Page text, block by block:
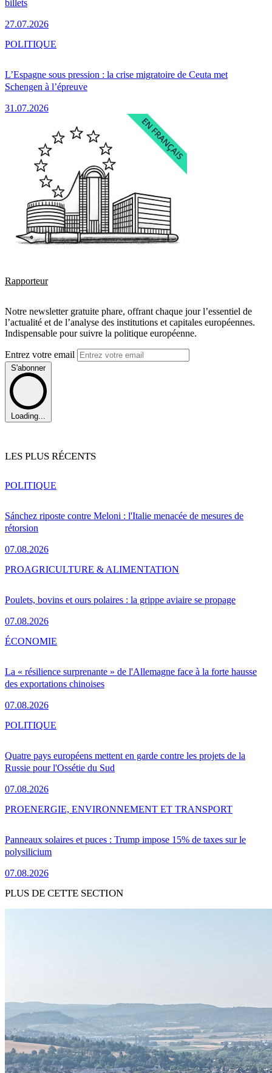
billets
27.07.2026
L’Espagne sous pression : la crise migratoire de Ceuta met
Schengen à l’épreuve
31.07.2026
POLITIQUE
Rapporteur
Notre newsletter gratuite phare, offrant chaque jour l’essentiel de
l’actualité et de l’analyse des institutions et capitales européennes.
Indispensable pour suivre la politique européenne.
Entrez votre email
S'abonner
Loading...
LES PLUS RÉCENTS
Sánchez riposte contre Meloni : l'Italie menacée de mesures de
rétorsion
07.08.2026
POLITIQUE
Poulets, bovins et ours polaires : la grippe aviaire se propage
07.08.2026
PROAGRICULTURE & ALIMENTATION
La « résilience surprenante » de l'Allemagne face à la forte hausse
des exportations chinoises
07.08.2026
ÉCONOMIE
Quatre pays européens mettent en garde contre les projets de la
Russie pour l'Ossétie du Sud
07.08.2026
POLITIQUE
Panneaux solaires et puces : Trump impose 15% de taxes sur le
polysilicium
07.08.2026
PROENERGIE, ENVIRONNEMENT ET TRANSPORT
PLUS DE CETTE SECTION